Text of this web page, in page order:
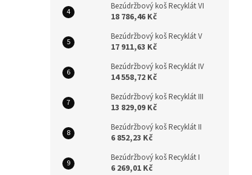
Bezúdržbový koš Recyklát VI
18 786,46 Kč
Bezúdržbový koš Recyklát V
17 911,63 Kč
Bezúdržbový koš Recyklát IV
14 558,72 Kč
Bezúdržbový koš Recyklát III
13 829,09 Kč
Bezúdržbový koš Recyklát II
6 852,23 Kč
Bezúdržbový koš Recyklát I
6 269,01 Kč